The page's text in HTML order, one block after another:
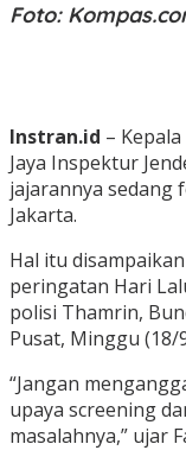
Foto:
Instran.id –
Jaya Inspektur
jajarannya sedang
Jakarta.
Hal itu
peringatan Hari
polisi Thamrin,
Pusat, Minggu (18/
“Jangan
upaya screening
masalahnya,” ujar